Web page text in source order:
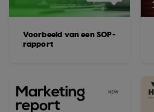
Voorbeeld van een SOP-
rapport